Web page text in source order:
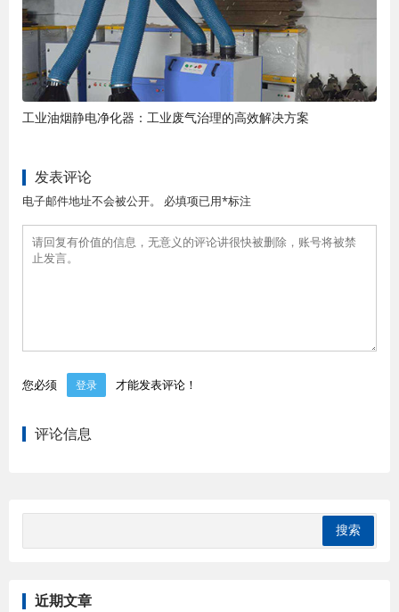
工业油烟静电净化器：工业废气治理的高效解决方案
发表评论
电子邮件地址不会被公开。 必填项已用*标注
您必须 登录 才能发表评论！
评论信息
近期文章